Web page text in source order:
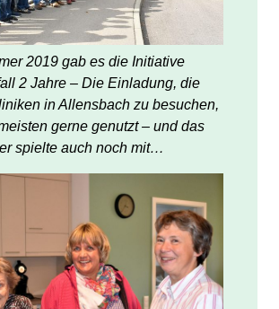
2019 gab es die Initiative
2 Jahre – Die Einladung, die
in Allensbach zu besuchen,
gerne genutzt – und das
spielte auch noch mit…